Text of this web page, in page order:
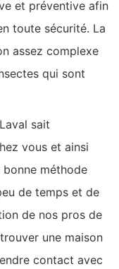
et préventive afin
toute sécurité. La
assez complexe
qui sont
sait
vous et ainsi
méthode
de temps et de
de nos pros de
une maison
contact avec